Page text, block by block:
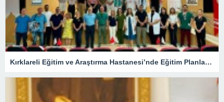
Kırklareli Eğitim ve Araştırma Hastanesi’nde Eğitim Planlaması Masaya Yatırıldı